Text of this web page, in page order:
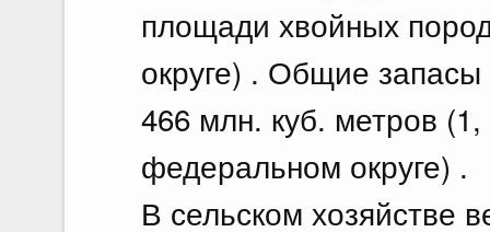
площади хвойных
округе) . Общие
466 млн. куб. метров
федеральном округе) .
В сельском хозяйстве